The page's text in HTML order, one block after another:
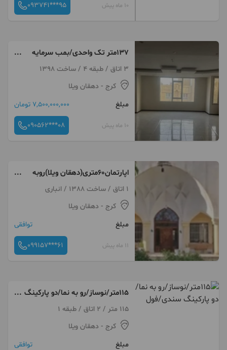
10 ماه پیش 093741***95
۱۳۷متر تک واحدی/بمب سرمایه
گذاری/ تهاتر
3 اتاق / طبقه 4 / ساخت 1398
کرج - دهقان ویلا
مبلغ
7,500,000,000 تومان
10 ماه پیش 090562***08
اپارتمان۶۰متری(دهقان ویلا)روبه
نما/طبقه دوم1 اتاق / ساخت 1388 / انباری
کرج - دهقان ویلا
مبلغ
توافقی
11 ماه پیش 099157***61
115متر/نوساز/رو به نما/دو پارکینگ
سندی/فول
115 متر / 2 اتاق / طبقه 1
کرج - دهقان ویلا
مبلغ
توافقی